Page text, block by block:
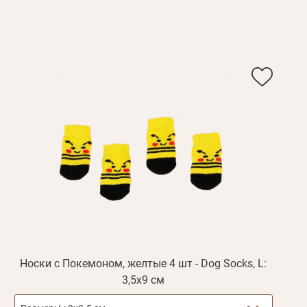
Носки с Покемоном, желтые 4 шт - Dog Socks, L:
3,5х9 см
Зарегистрироваться